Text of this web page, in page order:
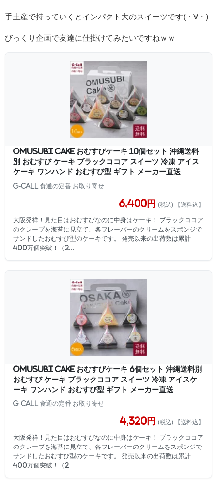
手土産で持っていくとインパクト大のスイーツです(・∀・)
びっくり企画で友達に仕掛けてみたいですねｗｗ
OMUSUBI Cake おむすびケーキ 10個セット 沖縄送料
別 おむすび ケーキ ブラックココア スイーツ 冷凍 アイス
ケーキ ワンハンド おむすび型 ギフト メーカー直送
G-Call 食通の定番 お取り寄せ
6,400円 (税込) 【送料込】
大阪発祥！見た目はおむすびなのに中身はケーキ！ ブラックココア
のクレープを海苔に見立て、各フレーバーのクリームをスポンジで
サンドしたおむすび型のケーキです。 発売以来の出荷数は累計
400万個突破！（2...
OMUSUBI Cake おむすびケーキ 6個セット 沖縄送料別
おむすび ケーキ ブラックココア スイーツ 冷凍 アイスケ
ーキ ワンハンド おむすび型 ギフト メーカー直送
G-Call 食通の定番 お取り寄せ
4,320円 (税込) 【送料込】
大阪発祥！見た目はおむすびなのに中身はケーキ！ ブラックココア
のクレープを海苔に見立て、各フレーバーのクリームをスポンジで
サンドしたおむすび型のケーキです。 発売以来の出荷数は累計
400万個突破！（2...